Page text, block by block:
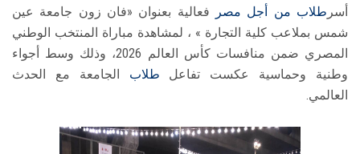
أسر طلاب من أجل مصر
فعالية بعنوان «فان زون جامعة عين
شمس بملاعب كلية التجارة » ، لمشاهدة مباراة المنتخب الوطني
المصري ضمن منافسات كأس العالم 2026، وذلك وسط أجواء
وطنية وحماسية عكست تفاعل طلاب الجامعة مع الحدث
العالمي.